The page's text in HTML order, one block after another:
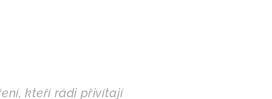
kteří rádi přivítají